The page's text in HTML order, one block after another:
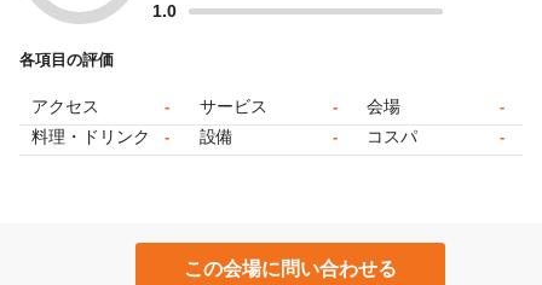
1.0
各項目の評価
アクセス - サービス - 会場 -
料理・ドリンク - 設備 - コスパ -
この会場に問い合わせる